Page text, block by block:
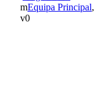
Equipa Principal,
0